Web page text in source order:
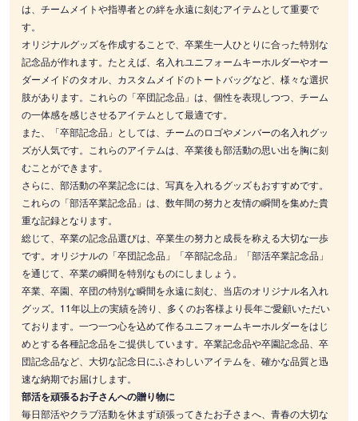
は、チームメイトや指導者との絆を永遠に刻むアイテムとして重要で
す。
オリジナルグッズを作成することで、卒業生一人ひとりに合った特別な
記念品が作れます。たとえば、名入れユニフォームキーホルダーやオー
ダーメイドのタオル、カスタムメイドのトートバッグなど、様々な選択
肢があります。これらの「卒団記念品」は、個性を表現しつつ、チーム
の一体感を感じさせるアイテムとして最適です。
また、「卒部記念品」としては、チームのロゴやメンバーの名入れグッ
ズが人気です。これらのアイテムは、卒業後も部活動の思い出を胸に刻
むことができます。
さらに、部活動の卒業記念には、写真を入れるグッズもおすすめです。
これらの「部活卒業記念品」は、数年間の努力と友情の瞬間を集めた貴
重な記録となります。
総じて、卒業の記念品選びは、卒業生の努力と成長を称える大切な一歩
です。オリジナルの「卒団記念品」「卒部記念品」「部活卒業記念品」
を通じて、卒業の瞬間を特別なものにしましょう。
卒業、卒園、卒団の特別な瞬間を永遠に刻む、当店のオリジナル名入れ
グッズ。11年以上の実績を誇り、多くのお客様より長年ご愛顧いただい
ております。一つ一つ心を込めて作るユニフォームキーホルダーをはじ
めとする各種記念品をご提供しています。卒業記念品や卒園記念品、卒
団記念品など、大切な記念日にふさわしいアイテムを、確かな品質と迅
速な納期でお届けします。
部活を頑張るお子さんへの贈り物に
毎日部活やクラブ活動を休まず頑張ってきたお子さまへ、青春の大切な